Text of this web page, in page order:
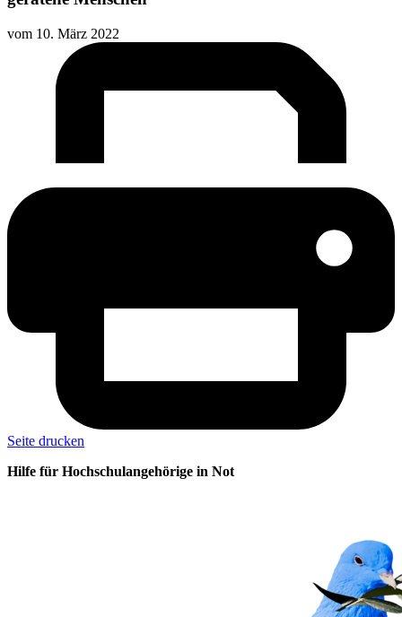
vom 10. März 2022
Seite drucken
Hilfe für Hochschulangehörige in Not